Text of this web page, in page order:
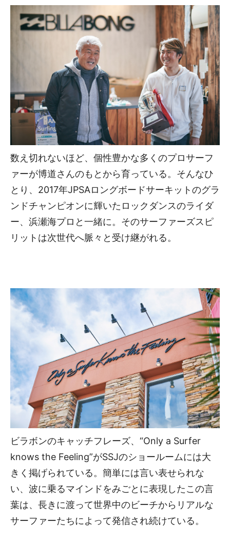
数え切れないほど、個性豊かな多くのプロサーフ
ァーが博道さんのもとから育っている。そんなひ
とり、2017年JPSAロングボードサーキットのグラ
ンドチャンピオンに輝いたロックダンスのライダ
ー、浜瀬海プロと一緒に。そのサーファーズスピ
リットは次世代へ脈々と受け継がれる。
ビラボンのキャッチフレーズ、“Only a Surfer
knows the Feeling”がSSJのショールームには大
きく掲げられている。簡単には言い表せられな
い、波に乗るマインドをみごとに表現したこの言
葉は、長きに渡って世界中のビーチからリアルな
サーファーたちによって発信され続けている。